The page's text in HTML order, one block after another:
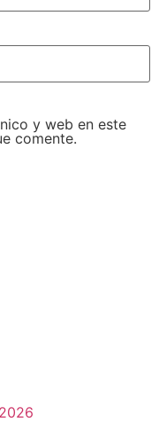
y web en este
comente.